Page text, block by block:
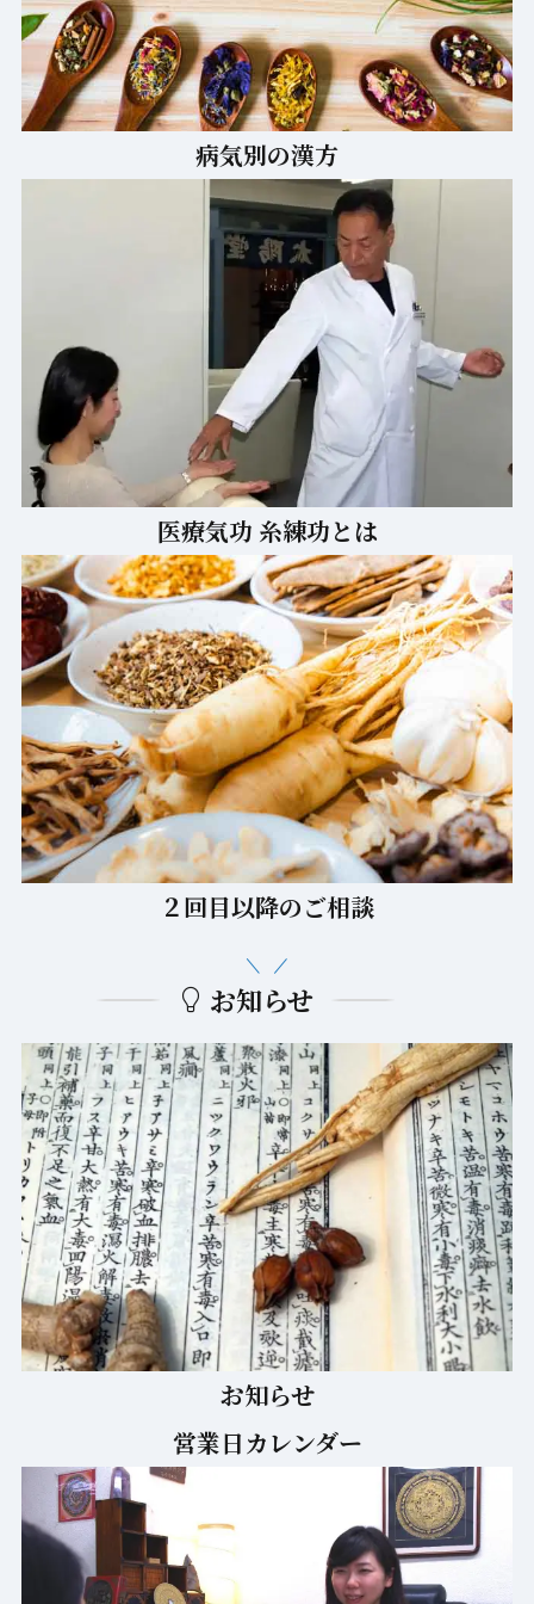
病気別の漢方
医療気功 糸練功とは
２回目以降のご相談
お知らせ
お知らせ
営業日カレンダー